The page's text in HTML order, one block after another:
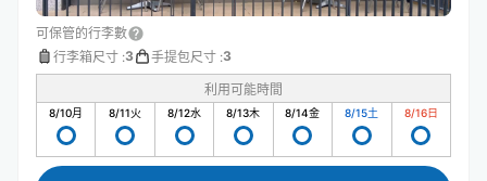
可保管的行李數
行李箱尺寸 :3 手提包尺寸 :3
利用可能時間
8/10月 8/11火 8/12水 8/13木 8/14金 8/15土 8/16日